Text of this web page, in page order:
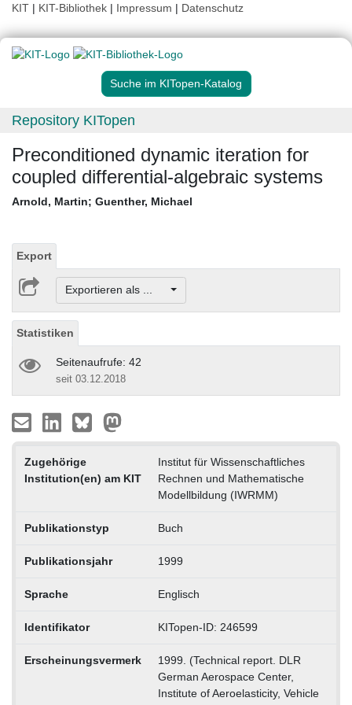
KIT | KIT-Bibliothek | Impressum | Datenschutz
Suche im KITopen-Katalog
Repository KITopen
Preconditioned dynamic iteration for
coupled differential-algebraic systems
Arnold, Martin; Guenther, Michael
Export
Exportieren als ...
Statistiken
Seitenaufrufe: 42
seit 03.12.2018
Zugehörige
Institution(en) am KIT
Institut für Wissenschaftliches
Rechnen und Mathematische
Modellbildung (IWRMM)
Publikationstyp Buch
Publikationsjahr 1999
Sprache Englisch
Identifikator KITopen-ID: 246599
Erscheinungsvermerk
1999. (Technical report. DLR
German Aerospace Center,
Institute of Aeroelasticity, Vehicle